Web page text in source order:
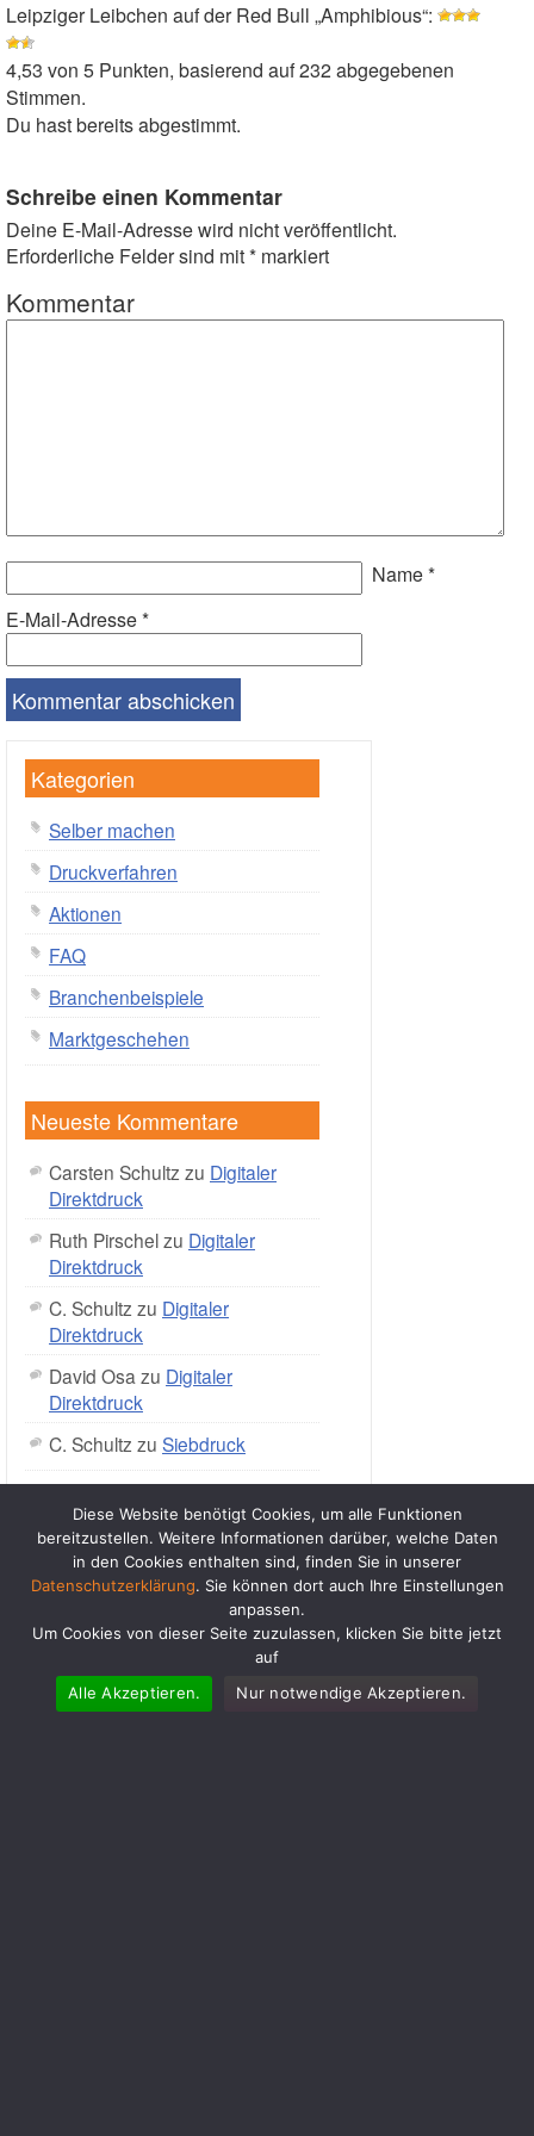
Leipziger Leibchen auf der Red Bull „Amphibious“:
4,53 von 5 Punkten, basierend auf232abgegebenen
Stimmen.
Du hast bereits abgestimmt.
Schreibe einen Kommentar
Deine E-Mail-Adresse wird nicht veröffentlicht.
Erforderliche Felder sind mit* markiert
Kommentar
Name*
E-Mail-Adresse*
Kategorien
Selber machen
Druckverfahren
Aktionen
FAQ
Branchenbeispiele
Marktgeschehen
Neueste Kommentare
Carsten Schultz zu Digitaler
Direktdruck
Ruth Pirschelzu Digitaler
Direktdruck
C. Schultz zu Digitaler
Direktdruck
David Osa zu Digitaler
Direktdruck
C. Schultz zu Siebdruck
Diese Website benötigt Cookies, um alle Funktionen
bereitzustellen. Weitere Informationen darüber, welche Daten
in den Cookies enthalten sind, finden Sie in unserer
Datenschutzerklärung. Sie können dort auch Ihre Einstellungen
anpassen.
Um Cookies von dieser Seite zuzulassen, klicken Sie bitte jetzt
auf
Alle Akzeptieren.
Nur notwendige Akzeptieren.